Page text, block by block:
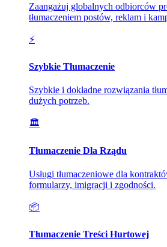
Zaangażuj globalnych odbiorców
tłumaczeniem postów, reklam i
⚡
Szybkie Tłumaczenie
Szybkie i dokładne rozwiązania
dużych potrzeb.
🏛️
Tłumaczenie Dla Rządu
Usługi tłumaczeniowe dla
formularzy, imigracji i zgodności.
📦
Tłumaczenie Treści Hurtowej